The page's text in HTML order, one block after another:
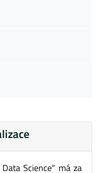
Science“ má za